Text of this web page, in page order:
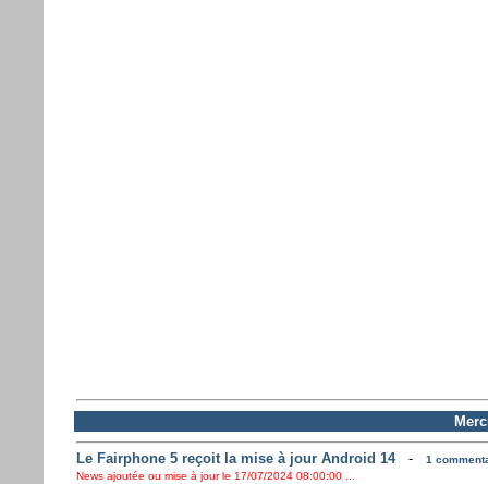
Le Fairphone 5 reçoit la mise à jour Android 14-
1
News ajoutée ou mise à jour le 17/07/2024 08:00:00 ...